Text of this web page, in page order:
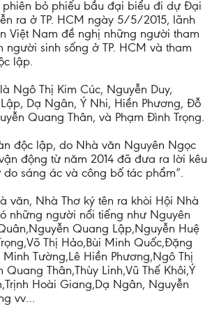
phiên bỏ phiếu bầu đại biểu đi dự Đại
ra ở TP. HCM ngày 5/5/2015, lãnh
Việt Nam đề nghị những người tham
người sinh sống ở TP. HCM và tham
lập.
Ngô Thị Kim Cúc, Nguyễn Duy,
Dạ Ngân, Ý Nhi, Hiền Phương, Đỗ
Quang Thân, và Phạm Đình Trọng.
độc lập, do Nhà văn Nguyên Ngọc
động từ năm 2014 đã đưa ra lời kêu
do sáng ác và công bố tác phẩm”.
văn, Nhà Thơ ký tên ra khòi Hội Nhà
những người nổi tiếng như Nguyên
Quang Lập,Nguyễn Huệ
Thị Hảo,Bùi Minh Quốc,Đặng
Tường,Lê Hiền Phương,Ngô Thị
Quang Thân,Thùy Linh,Vũ Thế Khôi,Ý
Hoài Giang,Dạ Ngân, Nguyễn
vv…